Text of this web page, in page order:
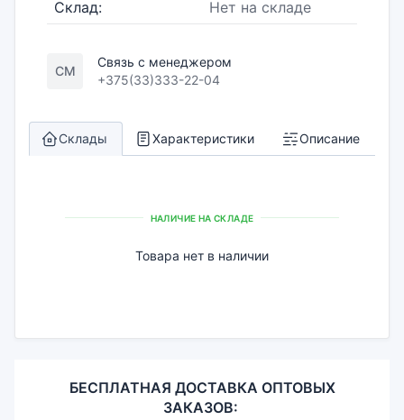
Склад:
Нет на складе
СМ
Связь с менеджером
+375(33)333-22-04
Склады Характеристики Описание
НАЛИЧИЕ НА СКЛАДЕ
Товара нет в наличии
БЕСПЛАТНАЯ ДОСТАВКА ОПТОВЫХ
ЗАКАЗОВ: